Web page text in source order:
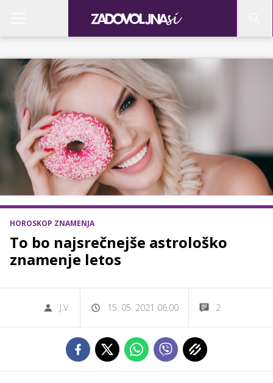
HOROSKOP ZNAMENJA
To bo najsrečnejše astrološko
znamenje letos
J.V. 15. 05. 2021 06.00 2